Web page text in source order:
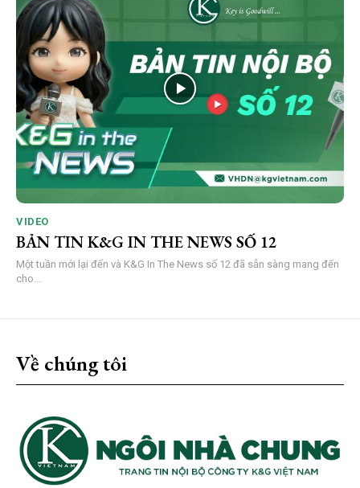
VIDEO
BẢN TIN K&G IN THE NEWS SỐ 12
Một tuần mới lại đến và K&G In The News số 12 đã sẵn sàng mang đến
cho...
Về chúng tôi